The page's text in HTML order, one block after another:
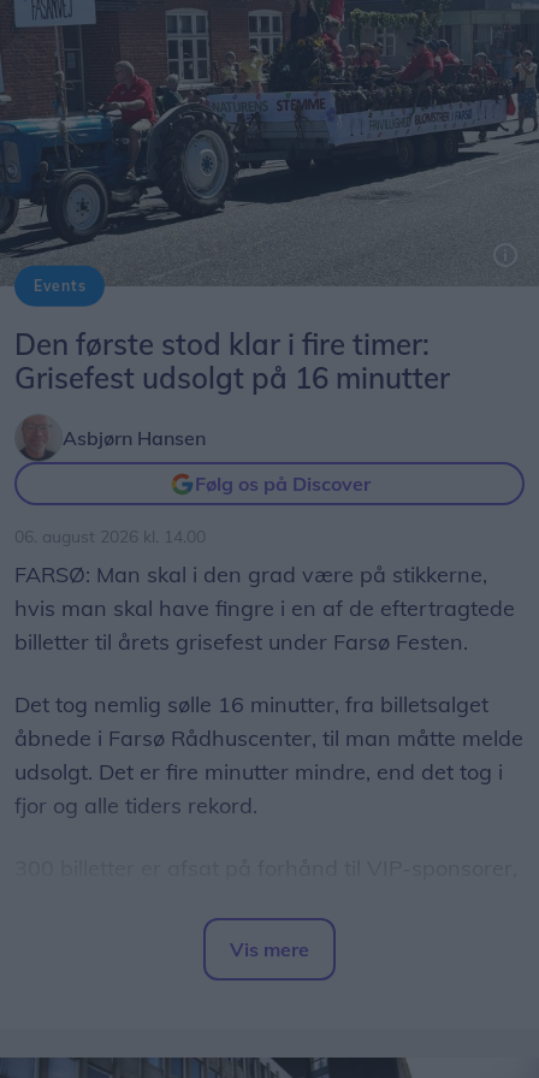
Events
Den første stod klar i fire timer:
Grisefest udsolgt på 16 minutter
Asbjørn Hansen
Følg os på Discover
06. august 2026 kl. 14.00
FARSØ: Man skal i den grad være på stikkerne,
hvis man skal have fingre i en af de eftertragtede
billetter til årets grisefest under Farsø Festen.
Det tog nemlig sølle 16 minutter, fra billetsalget
åbnede i Farsø Rådhuscenter, til man måtte melde
udsolgt. Det er fire minutter mindre, end det tog i
fjor og alle tiders rekord.
det er faktisk flere end sidste år.
stået i kø i over fire timer for at være helt sikker,
Vis mere